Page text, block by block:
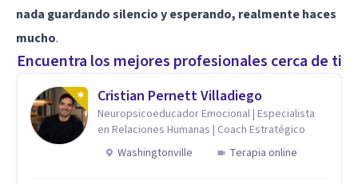
nada guardando silencio y esperando, realmente haces
mucho.
Encuentra los mejores profesionales cerca de ti
Cristian Pernett Villadiego
Neuropsicoeducador Emocional | Especialista
en Relaciones Humanas | Coach Estratégico
Washingtonville
Terapia online